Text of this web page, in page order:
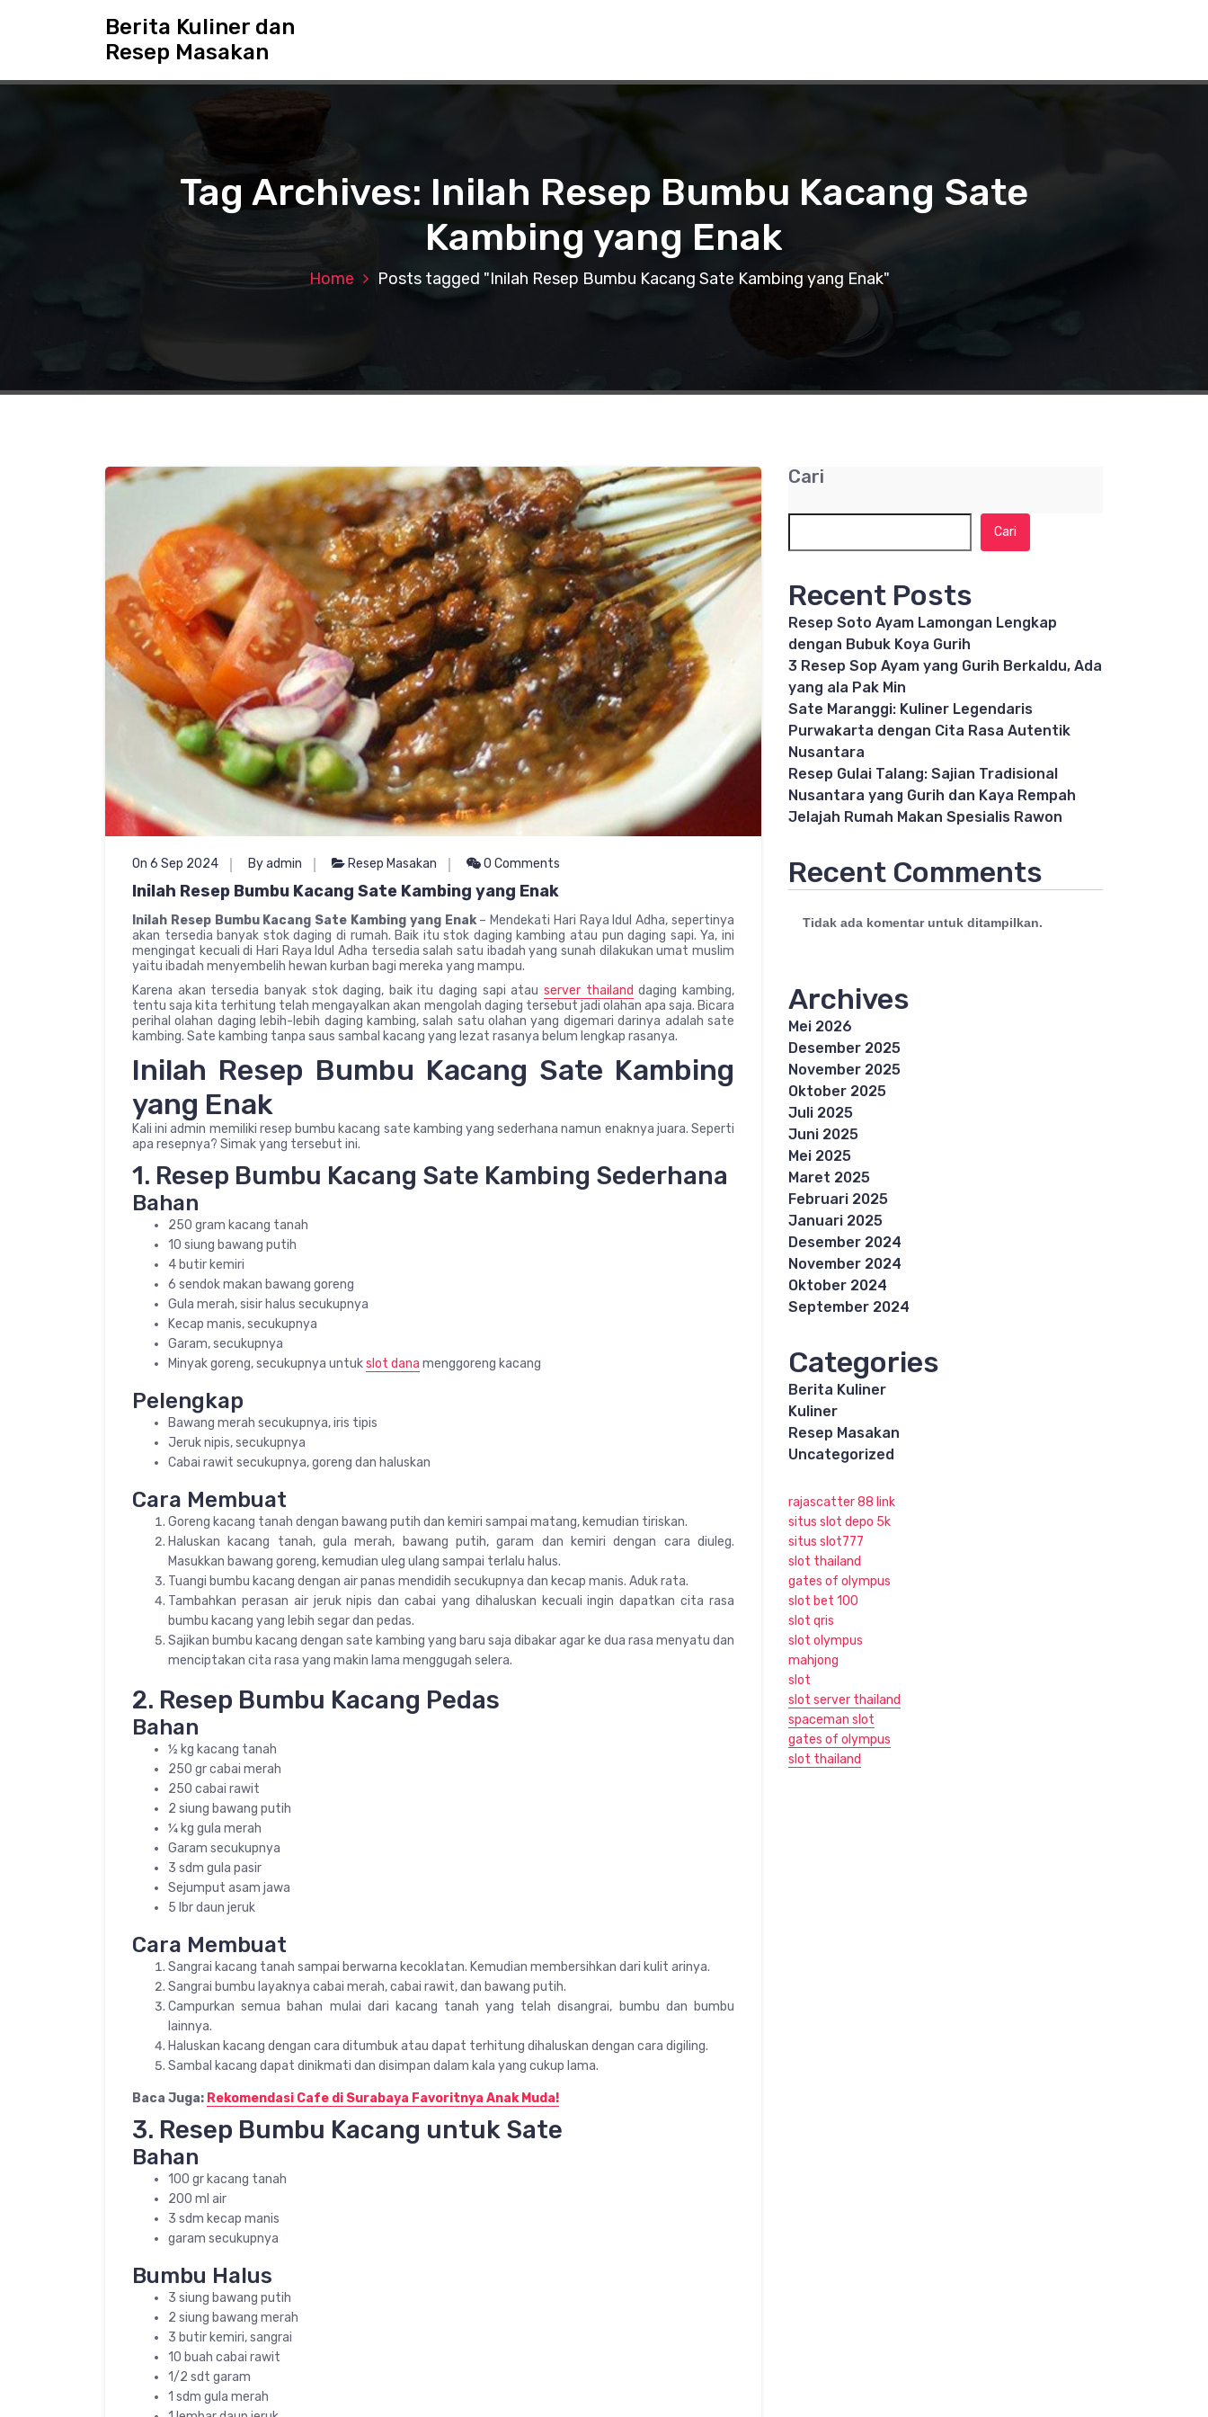
t
Berita Kuliner dan
Resep Masakan
Tag Archives: Inilah Resep Bumbu Kacang Sate
Kambing yang Enak
Home Posts tagged "Inilah Resep Bumbu Kacang Sate Kambing yang Enak"
On 6 Sep 2024 By admin Resep Masakan 0 Comments
Inilah Resep Bumbu Kacang Sate Kambing yang Enak
Inilah Resep Bumbu Kacang Sate Kambing yang Enak– Mendekati Hari Raya Idul Adha, sepertinya
akan tersedia banyak stok daging di rumah. Baik itu stok daging kambing atau pun daging sapi. Ya, ini
mengingat kecuali di Hari Raya Idul Adha tersedia salah satu ibadah yang sunah dilakukan umat muslim
yaitu ibadah menyembelih hewan kurban bagi mereka yang mampu.
Karena akan tersedia banyak stok daging, baik itu daging sapi atauserver thailand daging kambing,
tentu saja kita terhitung telah mengayalkan akan mengolah daging tersebut jadi olahan apa saja. Bicara
perihal olahan daging lebih-lebih daging kambing, salah satu olahan yang digemari darinya adalah sate
kambing. Sate kambing tanpa saus sambal kacang yang lezat rasanya belum lengkap rasanya.
Inilah Resep Bumbu Kacang Sate Kambing
yang Enak
Kali ini admin memiliki resep bumbu kacang sate kambing yang sederhana namun enaknya juara. Seperti
apa resepnya? Simak yang tersebut ini.
1. Resep Bumbu Kacang Sate Kambing Sederhana
Bahan
250 gram kacang tanah
10 siung bawang putih
4 butir kemiri
6 sendok makan bawang goreng
Gula merah, sisir halus secukupnya
Kecap manis, secukupnya
Garam, secukupnya
Minyak goreng, secukupnya untukslot dana menggoreng kacang
Pelengkap
Bawang merah secukupnya, iris tipis
Jeruk nipis, secukupnya
Cabai rawit secukupnya, goreng dan haluskan
Cara Membuat
Goreng kacang tanah dengan bawang putih dan kemiri sampai matang, kemudian tiriskan.
Haluskan kacang tanah, gula merah, bawang putih, garam dan kemiri dengan cara diuleg.
Masukkan bawang goreng, kemudian uleg ulang sampai terlalu halus.
Tuangi bumbu kacang dengan air panas mendidih secukupnya dan kecap manis. Aduk rata.
Tambahkan perasan air jeruk nipis dan cabai yang dihaluskan kecuali ingin dapatkan cita rasa
bumbu kacang yang lebih segar dan pedas.
Sajikan bumbu kacang dengan sate kambing yang baru saja dibakar agar ke dua rasa menyatu dan
menciptakan cita rasa yang makin lama menggugah selera.
2. Resep Bumbu Kacang Pedas
Bahan
½ kg kacang tanah
250 gr cabai merah
250 cabai rawit
2 siung bawang putih
¼ kg gula merah
Garam secukupnya
3 sdm gula pasir
Sejumput asam jawa
5 lbr daun jeruk
Cara Membuat
Sangrai kacang tanah sampai berwarna kecoklatan. Kemudian membersihkan dari kulit arinya.
Sangrai bumbu layaknya cabai merah, cabai rawit, dan bawang putih.
Campurkan semua bahan mulai dari kacang tanah yang telah disangrai, bumbu dan bumbu
lainnya.
Haluskan kacang dengan cara ditumbuk atau dapat terhitung dihaluskan dengan cara digiling.
Sambal kacang dapat dinikmati dan disimpan dalam kala yang cukup lama.
Baca Juga: Rekomendasi Cafe di Surabaya Favoritnya Anak Muda!
3. Resep Bumbu Kacang untuk Sate
Bahan
100 gr kacang tanah
200 ml air
3 sdm kecap manis
garam secukupnya
Bumbu Halus
3 siung bawang putih
2 siung bawang merah
3 butir kemiri, sangrai
10 buah cabai rawit
1/2 sdt garam
1 sdm gula merah
Cari
Cari
Recent Posts
Resep Soto Ayam Lamongan Lengkap
dengan Bubuk Koya Gurih
3 Resep Sop Ayam yang Gurih Berkaldu, Ada
yang ala Pak Min
Sate Maranggi: Kuliner Legendaris
Purwakarta dengan Cita Rasa Autentik
Nusantara
Resep Gulai Talang: Sajian Tradisional
Nusantara yang Gurih dan Kaya Rempah
Jelajah Rumah Makan Spesialis Rawon
Recent Comments
Tidak ada komentar untuk ditampilkan.
Archives
Mei 2026
Desember 2025
November 2025
Oktober 2025
Juli 2025
Juni 2025
Mei 2025
Maret 2025
Februari 2025
Januari 2025
Desember 2024
November 2024
Oktober 2024
September 2024
Categories
Berita Kuliner
Kuliner
Resep Masakan
Uncategorized
rajascatter 88 link
situs slot depo 5k
situs slot777
slot thailand
gates of olympus
slot bet 100
slot qris
slot olympus
mahjong
slot
slot server thailand
spaceman slot
gates of olympus
slot thailand